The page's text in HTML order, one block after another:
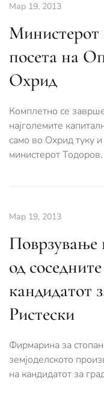
Мар 19, 2013
Министерот
посета на
Охрид
Комплетно се
најголемите
само во Охрид туку
министерот Тодоров.
Мар 19, 2013
Поврзување
од
кандидатот
Ристески
Фирмарина за
земјоделското
на кандидатот за